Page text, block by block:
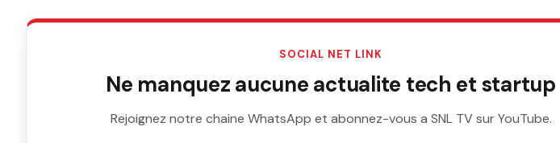
SOCIAL NET LINK
Ne manquez aucune actualite tech et startup
Rejoignez notre chaine WhatsApp et abonnez-vous a SNL TV sur YouTube.